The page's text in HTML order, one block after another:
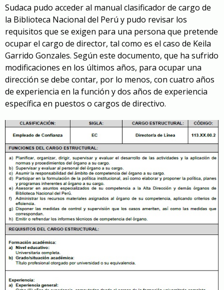
Sudaca pudo acceder al manual clasificador de cargo de
la Biblioteca Nacional del Perú y pudo revisar los
requisitos que se exigen para una persona que pretende
ocupar el cargo de director, tal como es el caso de Keila
Garrido Gonzales. Según este documento, que ha sufrido
modificaciones en los últimos años, para ocupar una
dirección se debe contar, por lo menos, con cuatro años
de experiencia en la función y dos años de experiencia
específica en puestos o cargos de directivo.